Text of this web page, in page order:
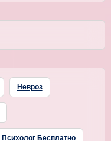
Невроз
Психолог Бесплатно